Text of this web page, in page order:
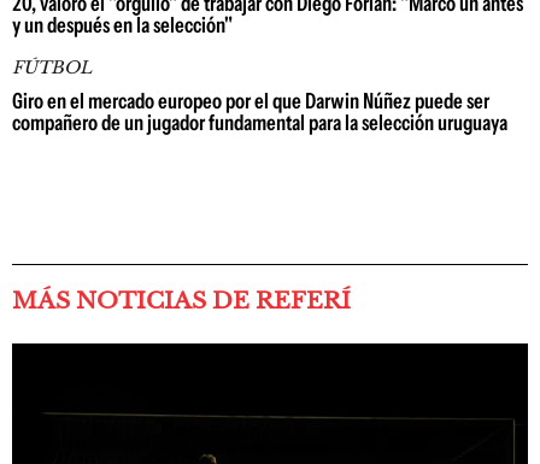
y un después en la selección"
FÚTBOL
Giro en el mercado europeo por el que Darwin Núñez puede ser
compañero de un jugador fundamental para la selección uruguaya
MÁS NOTICIAS DE REFERÍ